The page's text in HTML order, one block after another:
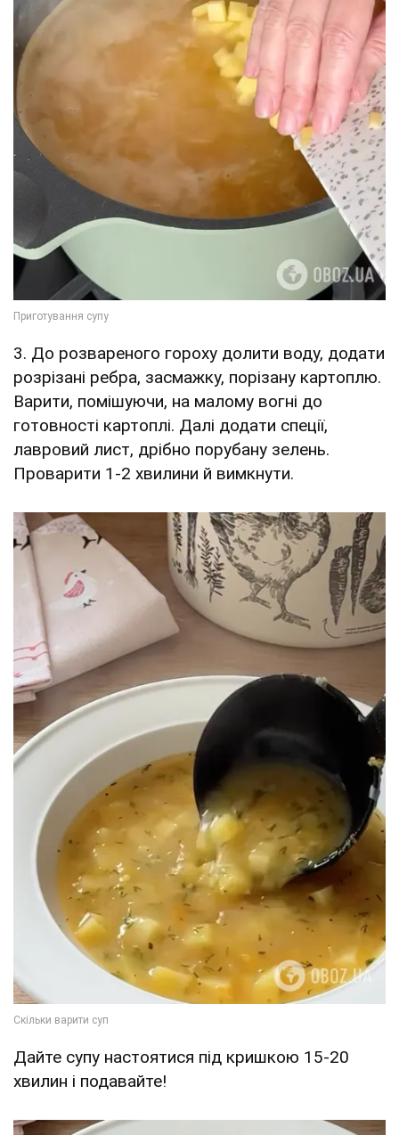
3. До розвареного гороху долити воду, додати
розрізані ребра, засмажку, порізану картоплю.
Варити, помішуючи, на малому вогні до
готовності картоплі. Далі додати спеції,
лавровий лист, дрібно порубану зелень.
Проварити 1-2 хвилини й вимкнути.
Дайте супу настоятися під кришкою 15-20
хвилин і подавайте!